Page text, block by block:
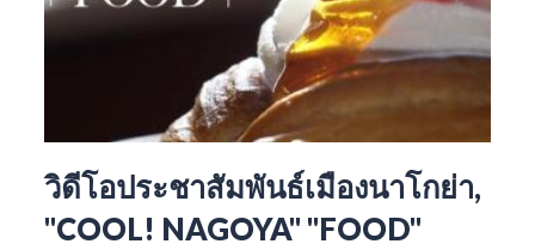
วิดีโอประชาสัมพันธ์เมืองนาโกย่า,
"COOL! NAGOYA" "FOOD"